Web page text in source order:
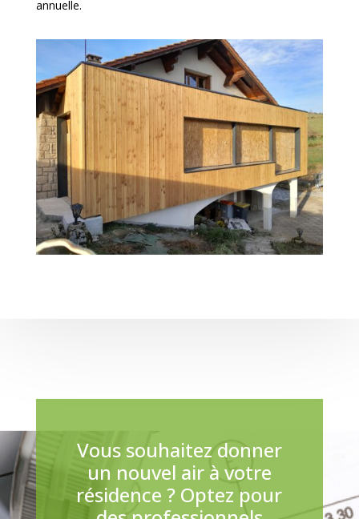
annuelle.
Vous souhaitez donner
un nouvel air à votre
résidence ? Optez pour